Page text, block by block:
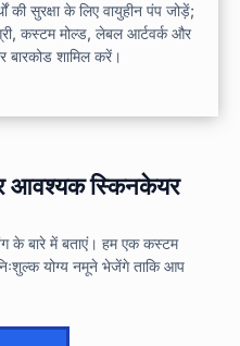
की सुरक्षा के लिए वायुहीन पंप जोड़ें;
कस्टम मोल्ड, लेबल आर्टवर्क और
शामिल करें।
आवश्यक स्किनकेयर
के बारे में बताएं। हम एक कस्टम
योग्य नमूने भेजेंगे ताकि आप